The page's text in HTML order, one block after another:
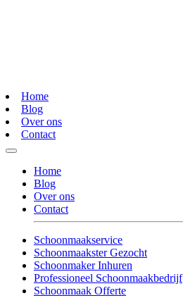
Home
Blog
Over ons
Contact
Home
Blog
Over ons
Contact
Schoonmaakservice
Schoonmaakster Gezocht
Schoonmaker Inhuren
Professioneel Schoonmaakbedrijf
Schoonmaak Offerte